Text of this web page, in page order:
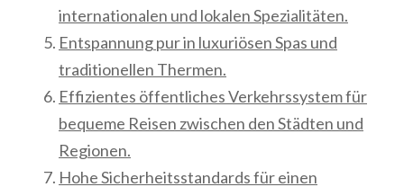
internationalen und lokalen Spezialitäten.
Entspannung pur in luxuriösen Spas und
traditionellen Thermen.
Effizientes öffentliches Verkehrssystem für
bequeme Reisen zwischen den Städten und
Regionen.
Hohe Sicherheitsstandards für einen